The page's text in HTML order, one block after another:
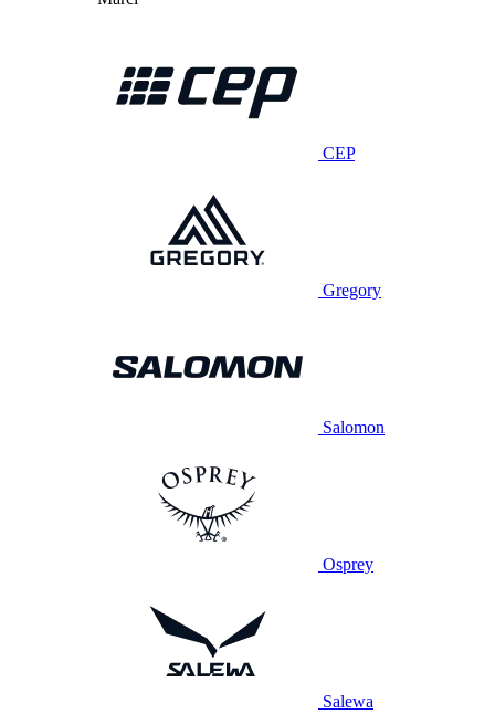
CEP
Gregory
Salomon
Osprey
Salewa